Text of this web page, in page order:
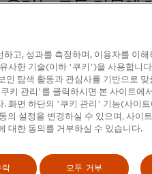
리는 모두 거물에
체가 우리가 이루
니지만, 직업이 없
다는 것을 알고 있
개인적 경험을 이해하는 것
그룹의전무이사 겸 최고 지
고, 성과를 측정하며, 이용자를 이
사한 기술(이하 '쿠키')을 사용합니
인 탐색 활동과 관심사를 기반으로
키 관리'를 클릭하시면 본 사이트에
. 화면 하단의 '쿠키 관리' 기능(사이
의 설정을 변경하실 수 있으며, 사이
대한 동의를 거부하실 수 있습니다.
락 모두 거부